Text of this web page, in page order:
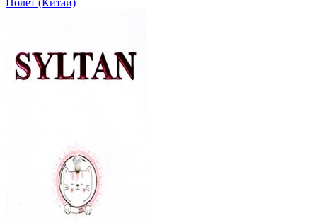
Полет (Китай)